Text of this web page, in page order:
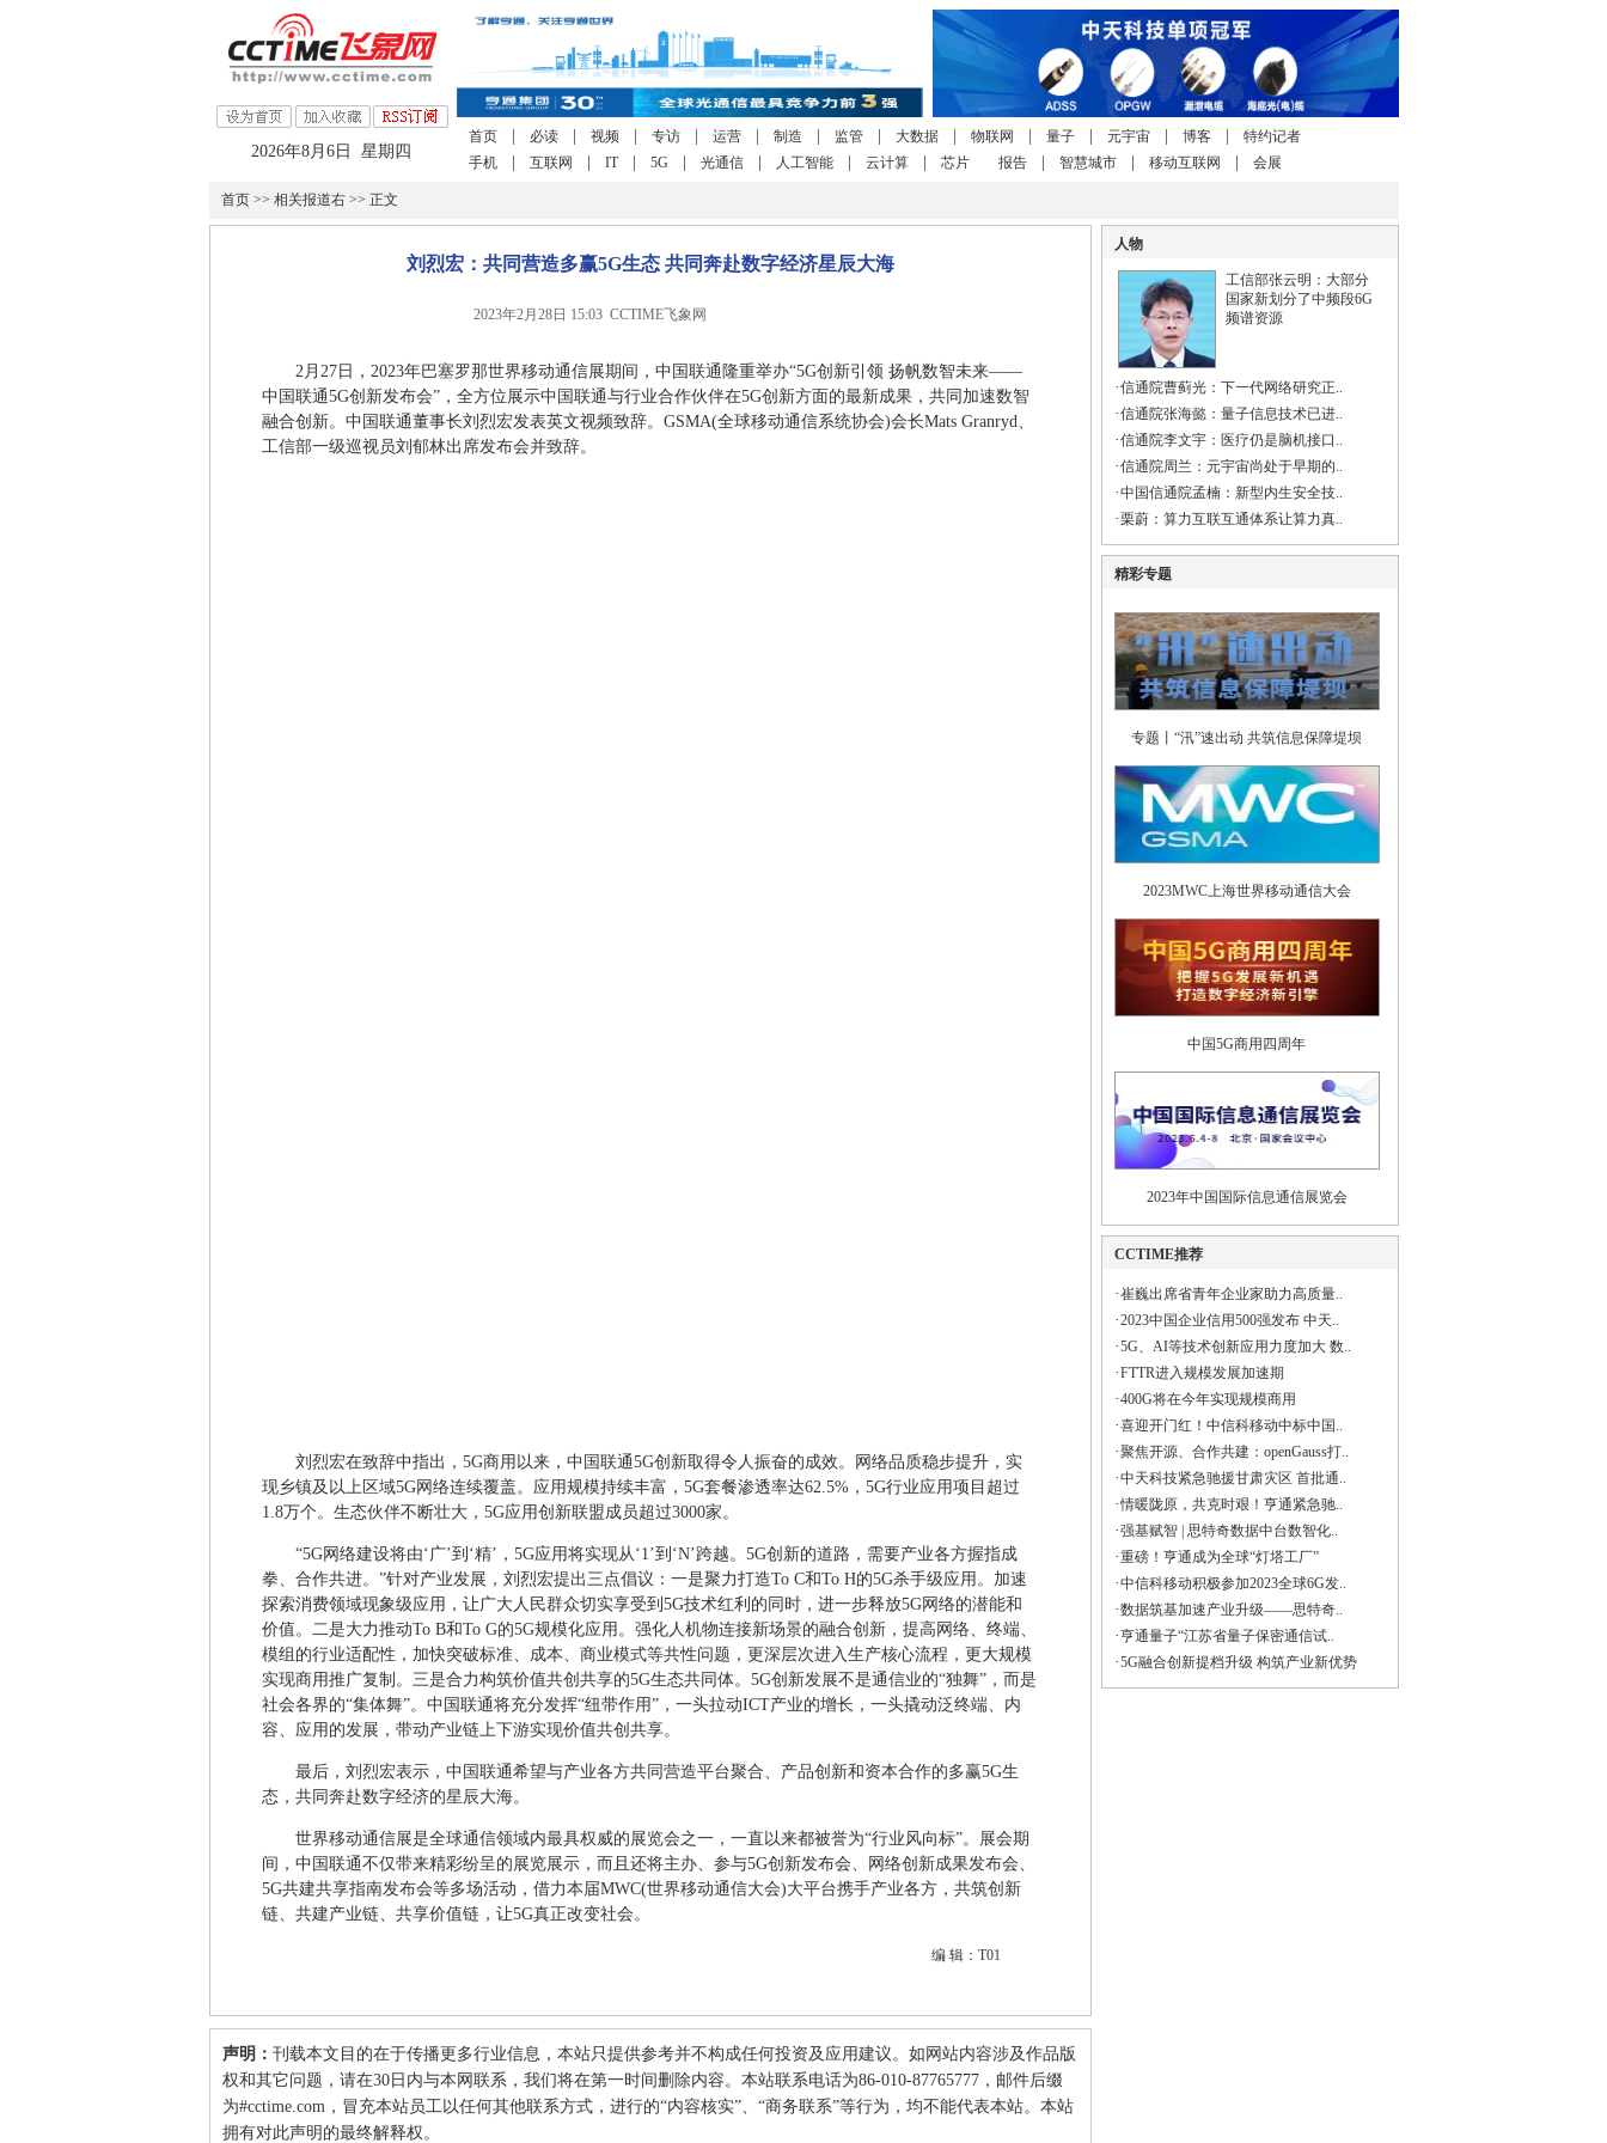
2026年8月6日 星期四
首页 必读 视频 专访 运营 制造 监管 大数据 物联网 量子 元宇宙 博客
特约记者
手机
互联网 IT 5G 光通信 人工智能 云计算 芯片 报告 智慧城市 移动互联网 会展
首页>> 相关报道右>> 正文
刘烈宏：共同营造多赢5G生态 共同奔赴数字经济星辰大海
2023年2月28日 15:03 CCTIME飞象网
2月27日，2023年巴塞罗那世界移动通信展期间，中国联通隆重举办“5G创新引领 扬帆数智未来——
中国联通5G创新发布会”，全方位展示中国联通与行业合作伙伴在5G创新方面的最新成果，共同加速数智
融合创新。中国联通董事长刘烈宏发表英文视频致辞。GSMA(全球移动通信系统协会)会长Mats Granryd、
工信部一级巡视员刘郁林出席发布会并致辞。
刘烈宏在致辞中指出，5G商用以来，中国联通5G创新取得令人振奋的成效。网络品质稳步提升，实
现乡镇及以上区域5G网络连续覆盖。应用规模持续丰富，5G套餐渗透率达62.5%，5G行业应用项目超过
1.8万个。生态伙伴不断壮大，5G应用创新联盟成员超过3000家。
“5G网络建设将由‘广’到‘精’，5G应用将实现从‘1’到‘N’跨越。5G创新的道路，需要产业各方握指成
拳、合作共进。”针对产业发展，刘烈宏提出三点倡议：一是聚力打造To C和To H的5G杀手级应用。加速
探索消费领域现象级应用，让广大人民群众切实享受到5G技术红利的同时，进一步释放5G网络的潜能和
价值。二是大力推动To B和To G的5G规模化应用。强化人机物连接新场景的融合创新，提高网络、终端、
模组的行业适配性，加快突破标准、成本、商业模式等共性问题，更深层次进入生产核心流程，更大规模
实现商用推广复制。三是合力构筑价值共创共享的5G生态共同体。5G创新发展不是通信业的“独舞”，而是
社会各界的“集体舞”。中国联通将充分发挥“纽带作用”，一头拉动ICT产业的增长，一头撬动泛终端、内
容、应用的发展，带动产业链上下游实现价值共创共享。
最后，刘烈宏表示，中国联通希望与产业各方共同营造平台聚合、产品创新和资本合作的多赢5G生
态，共同奔赴数字经济的星辰大海。
世界移动通信展是全球通信领域内最具权威的展览会之一，一直以来都被誉为“行业风向标”。展会期
间，中国联通不仅带来精彩纷呈的展览展示，而且还将主办、参与5G创新发布会、网络创新成果发布会、
5G共建共享指南发布会等多场活动，借力本届MWC(世界移动通信大会)大平台携手产业各方，共筑创新
链、共建产业链、共享价值链，让5G真正改变社会。
编 辑：T01
声明： 刊载本文目的在于传播更多行业信息，本站只提供参考并不构成任何投资及应用建议。如网站内容涉及作品版
权和其它问题，请在30日内与本网联系，我们将在第一时间删除内容。本站联系电话为86-010-87765777，邮件后缀
为#cctime.com，冒充本站员工以任何其他联系方式，进行的“内容核实”、“商务联系”等行为，均不能代表本站。本站
拥有对此声明的最终解释权。
人物
工信部张云明：大部分
国家新划分了中频段6G
频谱资源
·信通院曹蓟光：下一代网络研究正..
·信通院张海懿：量子信息技术已进..
·信通院李文宇：医疗仍是脑机接口..
·信通院周兰：元宇宙尚处于早期的..
·中国信通院孟楠：新型内生安全技..
·栗蔚：算力互联互通体系让算力真..
精彩专题
专题丨“汛”速出动 共筑信息保障堤坝
2023MWC上海世界移动通信大会
中国5G商用四周年
2023年中国国际信息通信展览会
CCTIME推荐
·崔巍出席省青年企业家助力高质量..
·2023中国企业信用500强发布 中天..
·5G、AI等技术创新应用力度加大 数..
·FTTR进入规模发展加速期
·400G将在今年实现规模商用
·喜迎开门红！中信科移动中标中国..
·聚焦开源、合作共建：openGauss打..
·中天科技紧急驰援甘肃灾区 首批通..
·情暖陇原，共克时艰！亨通紧急驰..
·强基赋智 | 思特奇数据中台数智化..
·重磅！亨通成为全球“灯塔工厂”
·中信科移动积极参加2023全球6G发..
·数据筑基加速产业升级——思特奇..
·亨通量子“江苏省量子保密通信试..
·5G融合创新提档升级 构筑产业新优势